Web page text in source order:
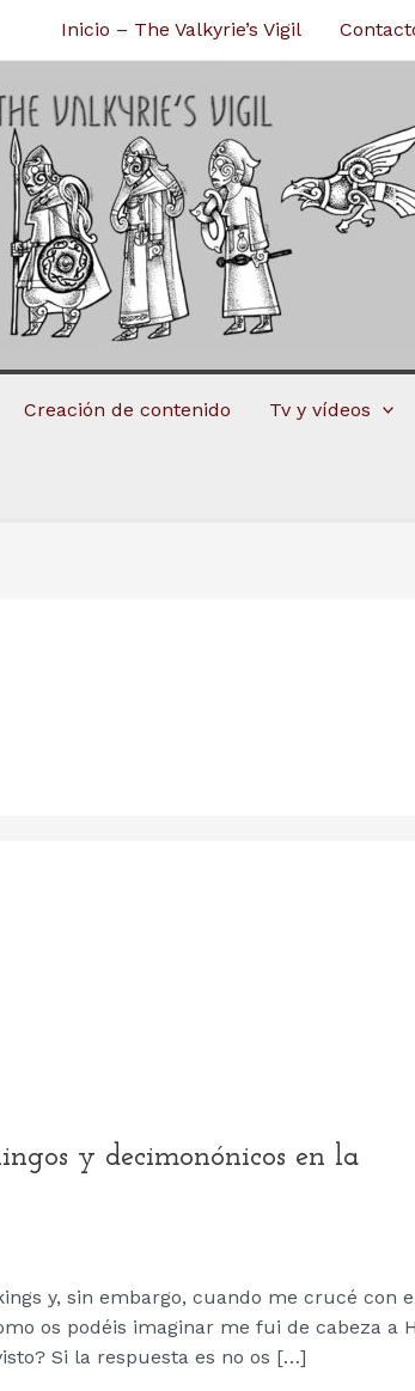
Inicio – The Valkyrie’s Vigil
Creación de contenido Tv y vídeos
y decimonónicos en la
y, sin embargo, cuando me crucé con
os podéis imaginar me fui de cabeza a
Si la respuesta es no os […]